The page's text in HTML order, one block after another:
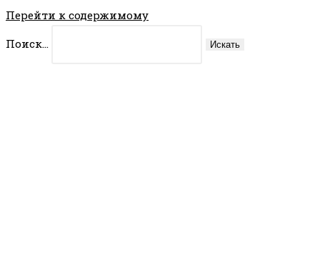
Перейти к содержимому
Поиск...
Искать